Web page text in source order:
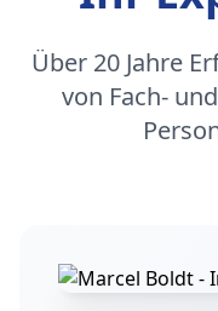
Über 20 Jahre
von Fach-